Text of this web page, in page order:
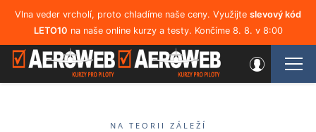
Vlna veder vrcholí, proto chladíme naše ceny. Využijte slevový kód
LETO10 na naše online kurzy a testy. Končíme 8. 8. v 8:00
NA TEORII ZÁLEŽÍ